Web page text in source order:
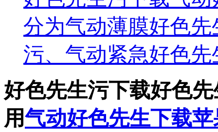
分为气动薄膜好色先
污、气动紧急好色
好色先生污下载好色
用气动好色先生下载